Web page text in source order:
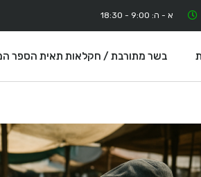
א - ה: 9:00 - 18:30
בשר מתורבת / חקלאות תאית הספר